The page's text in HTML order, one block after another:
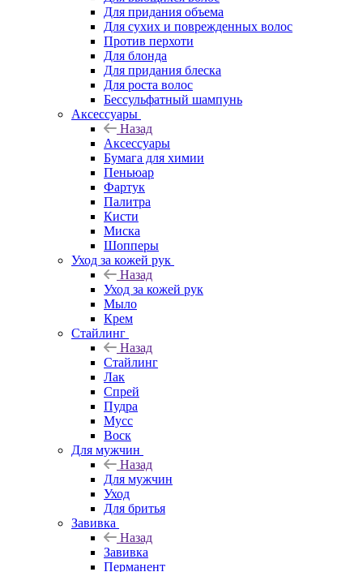
Для придания объема
Для сухих и поврежденных волос
Против перхоти
Для блонда
Для придания блеска
Для роста волос
Бессульфатный шампунь
Аксессуары
Назад
Аксессуары
Бумага для химии
Пеньюар
Фартук
Палитра
Кисти
Миска
Шопперы
Уход за кожей рук
Назад
Уход за кожей рук
Мыло
Крем
Стайлинг
Назад
Стайлинг
Лак
Спрей
Пудра
Мусс
Воск
Для мужчин
Назад
Для мужчин
Уход
Для бритья
Завивка
Назад
Завивка
Перманент